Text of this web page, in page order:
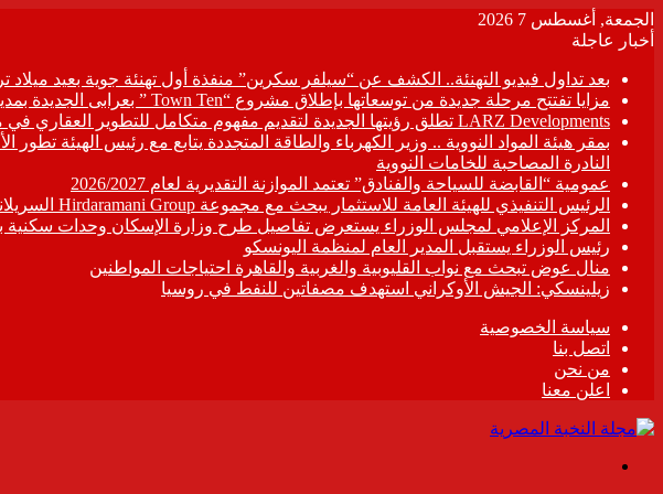
الجمعة, أغسطس 7 2026
أخبار عاجلة
بعد تداول فيديو التهنئة.. الكشف عن “سيلفر سكرين” منفذة أول تهنئة جوية بعيد
مزايا تفتتح مرحلة جديدة من توسعاتها بإطلاق مشروع “Town Ten ” بعرابى الجديدة بمدينة العبور
LARZ Developments تطلق رؤيتها الجديدة لتقديم مفهوم متكامل للتطوير العقاري في مصر
بمقر هيئة المواد النووية .. وزير الكهرباء والطاقة المتجددة يتابع مع رئيس الهيئة
النادرة المصاحبة للخامات النووية
عمومية “القابضة للسياحة والفنادق” تعتمد الموازنة التقديرية لعام 2026/2027
الرئيس التنفيذي للهيئة العامة للاستثمار يبحث مع مجموعة Hirdaramani Group السريلانكية خطط التوسع في السوق المصرية
المركز الإعلامي لمجلس الوزراء يستعرض تفاصيل طرح وزارة الإسكان وحدات سكنية
رئيس الوزراء يستقبل المدير العام لمنظمة اليونسكو
منال عوض تبحث مع نواب القليوبية والغربية والقاهرة احتياجات المواطنين
زيلينسكي: الجيش الأوكراني استهدف مصفاتين للنفط في روسيا
سياسة الخصوصية
اتصل بنا
من نحن
اعلن معنا